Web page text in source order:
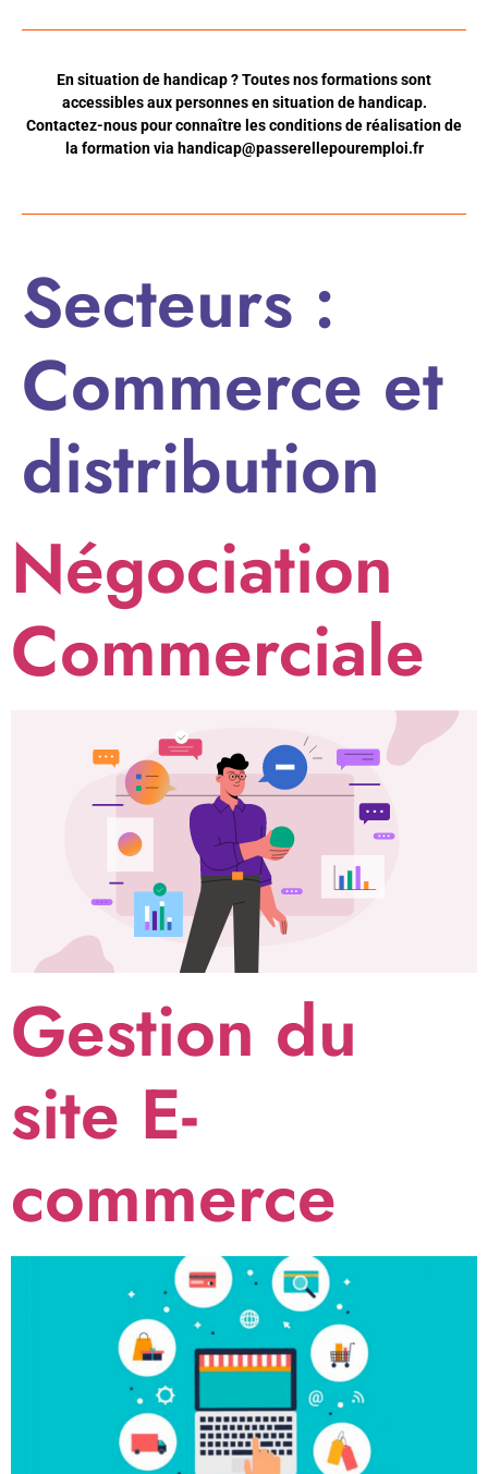
En situation de handicap ? Toutes nos formations sont
accessibles aux personnes en situation de handicap.
Contactez-nous pour connaître les conditions de réalisation de
la formation via handicap@passerellepouremploi.fr
Secteurs :
Commerce et
distribution
Négociation
Commerciale
Gestion du
site E-
commerce